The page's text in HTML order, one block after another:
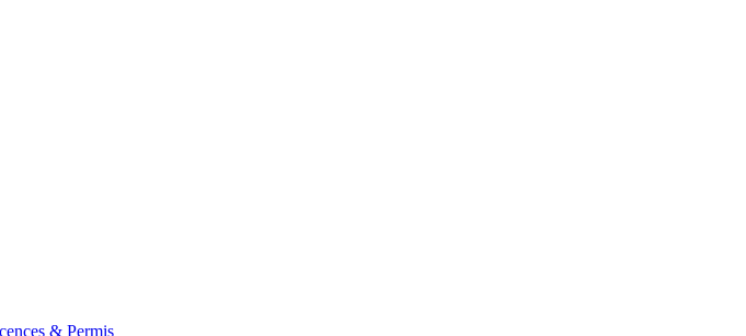
& Permis